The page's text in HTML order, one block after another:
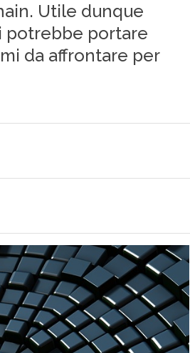
Utile dunque
potrebbe portare
da affrontare per
blockchain